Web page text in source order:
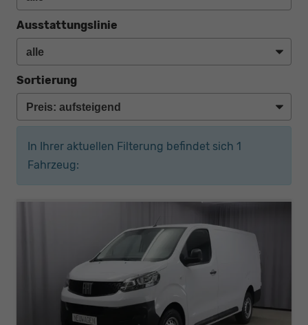
Ausstattungslinie
Sortierung
In Ihrer aktuellen Filterung befindet sich 1
Fahrzeug: